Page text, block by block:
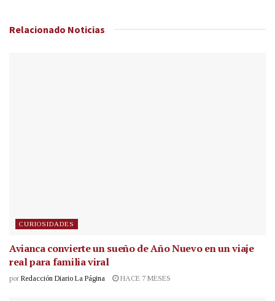
Relacionado Noticias
CURIOSIDADES
Avianca convierte un sueño de Año Nuevo en un viaje
real para familia viral
por Redacción Diario La Página HACE 7 MESES